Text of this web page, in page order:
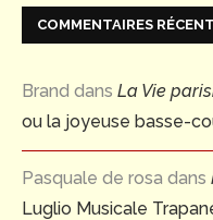
COMMENTAIRES
Brand dans La Vie
ou la joyeuse basse-
Pasquale de rosa dans
Luglio Musicale